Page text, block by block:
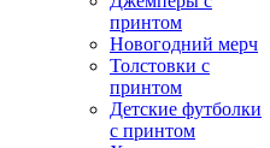
принтом
Новогодний мерч
Толстовки с
принтом
Детские футболки
с принтом